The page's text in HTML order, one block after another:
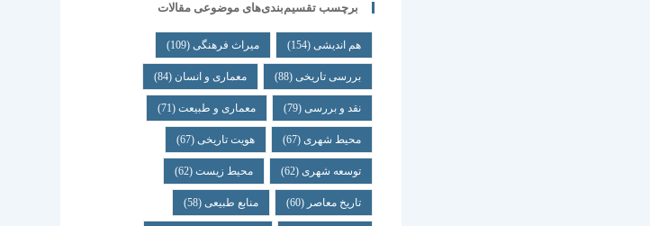
برچسب تقسیم‌بندی‌های موضوعی مقالات
هم اندیشی(154) میراث فرهنگی(109)
بررسی تاریخی(88) معماری و انسان (84)
نقد و بررسی(79) معماری و طبیعت(71)
محیط شهری(67) هویت تاریخی(67)
توسعه شهری(62) محیط زیست(62)
تاریخ معاصر (60) منابع طبیعی(58)